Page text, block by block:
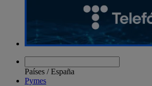
Países /España
Pymes